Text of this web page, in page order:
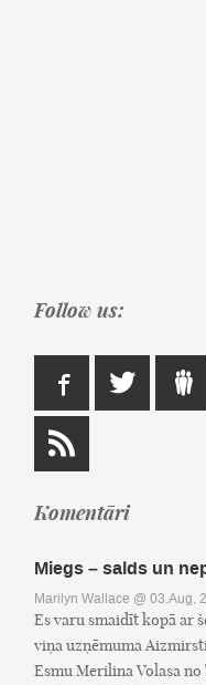
Follow us:
Komentāri
Miegs – salds un
Marilyn Wallace @ 03.Aug,
Es varu smaidīt kopā ar
viņa uzņēmuma
Esmu Merilina Volasa no